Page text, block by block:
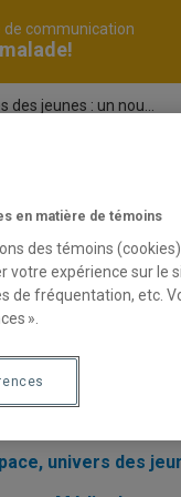
de communication
jeunes : un nou...
par texto auprès
des séries sur
est de retour !
Children,
univers des
en matière de témoins
des témoins
votre expérience sur le
de fréquentation, etc.
».